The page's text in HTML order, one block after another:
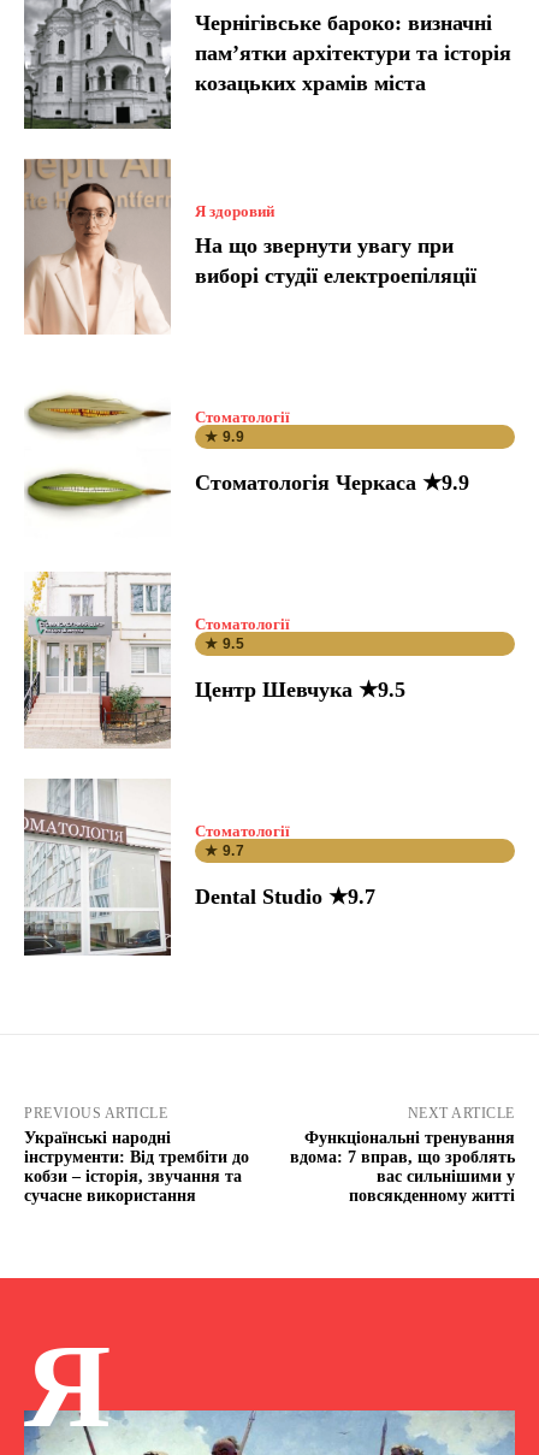
Чернігівське бароко: визначні
пам’ятки архітектури та історія
козацьких храмів міста
Я здоровий
На що звернути увагу при
виборі студії електроепіляції
Стоматології
★ 9.9
Стоматологія Черкаса ★9.9
Стоматології
★ 9.5
Центр Шевчука ★9.5
Стоматології
★ 9.7
Dental Studio ★9.7
PREVIOUS ARTICLE
Українські народні
інструменти: Від трембіти до
кобзи – історія, звучання та
сучасне використання
NEXT ARTICLE
Функціональні тренування
вдома: 7 вправ, що зроблять
вас сильнішими у
повсякденному житті
Я